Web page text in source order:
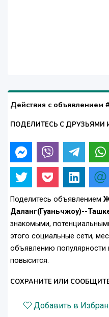
Действия с объявлением
ПОДЕЛИТЕСЬ С
Поделитесь объявлением
Даланг(Гуаньчжоу)--
знакомыми,
этого социальные сети,
объявлению популярности
повысится.
СОХРАНИТЕ ИЛИ
Добавить в